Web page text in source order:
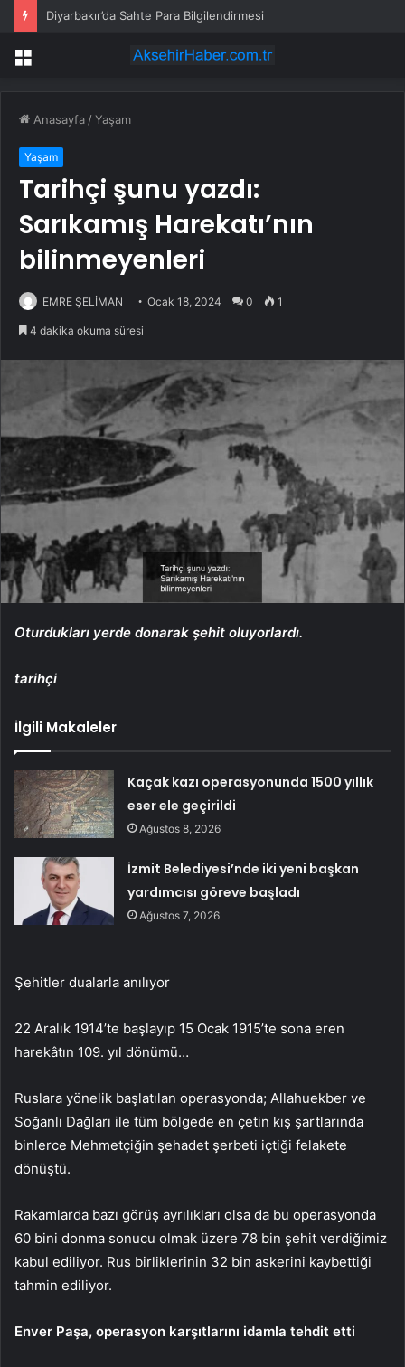
Kaçak kazı operasyonunda 1500 yıllık eser ele geçirildi
Menü
Anasayfa /Yaşam
Yaşam
Tarihçi şunu yazdı:
Sarıkamış Harekatı’nın
bilinmeyenleri
EMRE ŞELİMAN Ocak 18, 2024 0 1
4 dakika okuma süresi
Oturdukları yerde donarak şehit oluyorlardı.
tarihçi
İlgili Makaleler
Kaçak kazı operasyonunda 1500 yıllık
eser ele geçirildi
Ağustos 8, 2026
İzmit Belediyesi’nde iki yeni başkan
yardımcısı göreve başladı
Ağustos 7, 2026
Şehitler dualarla anılıyor
22 Aralık 1914’te başlayıp 15 Ocak 1915’te sona eren
harekâtın 109. yıl dönümü…
Ruslara yönelik başlatılan operasyonda; Allahuekber ve
Soğanlı Dağları ile tüm bölgede en çetin kış şartlarında
binlerce Mehmetçiğin şehadet şerbeti içtiği felakete
dönüştü.
Rakamlarda bazı görüş ayrılıkları olsa da bu operasyonda
60 bini donma sonucu olmak üzere 78 bin şehit verdiğimiz
kabul ediliyor. Rus birliklerinin 32 bin askerini kaybettiği
tahmin ediliyor.
Enver Paşa, operasyon karşıtlarını idamla tehdit etti